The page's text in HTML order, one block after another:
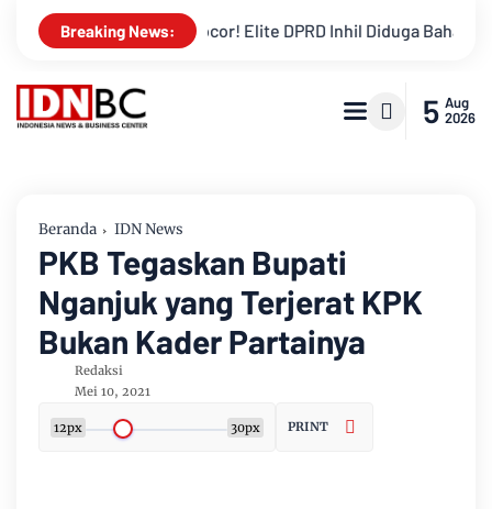
Breaking News:
Bocor! Elite DPRD Inhil Diduga Bahas “Bayar Media” untuk
5 Aug
2026
Beranda IDN News
PKB Tegaskan Bupati
Nganjuk yang Terjerat KPK
Bukan Kader Partainya
Redaksi
Mei 10, 2021
12px 30px PRINT